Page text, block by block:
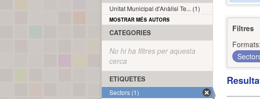
Filtres
Formats:
Unitat Municipal d'Anàlisi Te... (1)
MOSTRAR MÉS AUTORS
CATEGORIES
No hi ha filtres per aquesta
cerca
ETIQUETES
Sectors (1)